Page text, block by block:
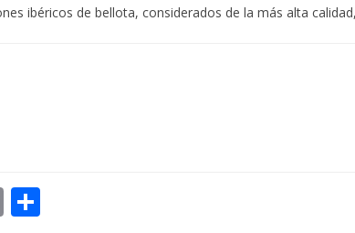
ibéricos de bellota, considerados de la más alta
E